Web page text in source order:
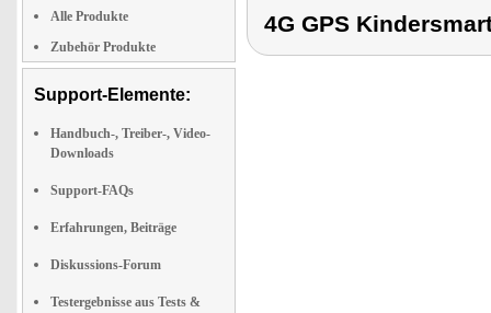
Alle Produkte
Zubehör Produkte
Support-Elemente:
Handbuch-, Treiber-, Video-
Downloads
Support-FAQs
Erfahrungen, Beiträge
Diskussions-Forum
Testergebnisse aus Tests &
4G GPS